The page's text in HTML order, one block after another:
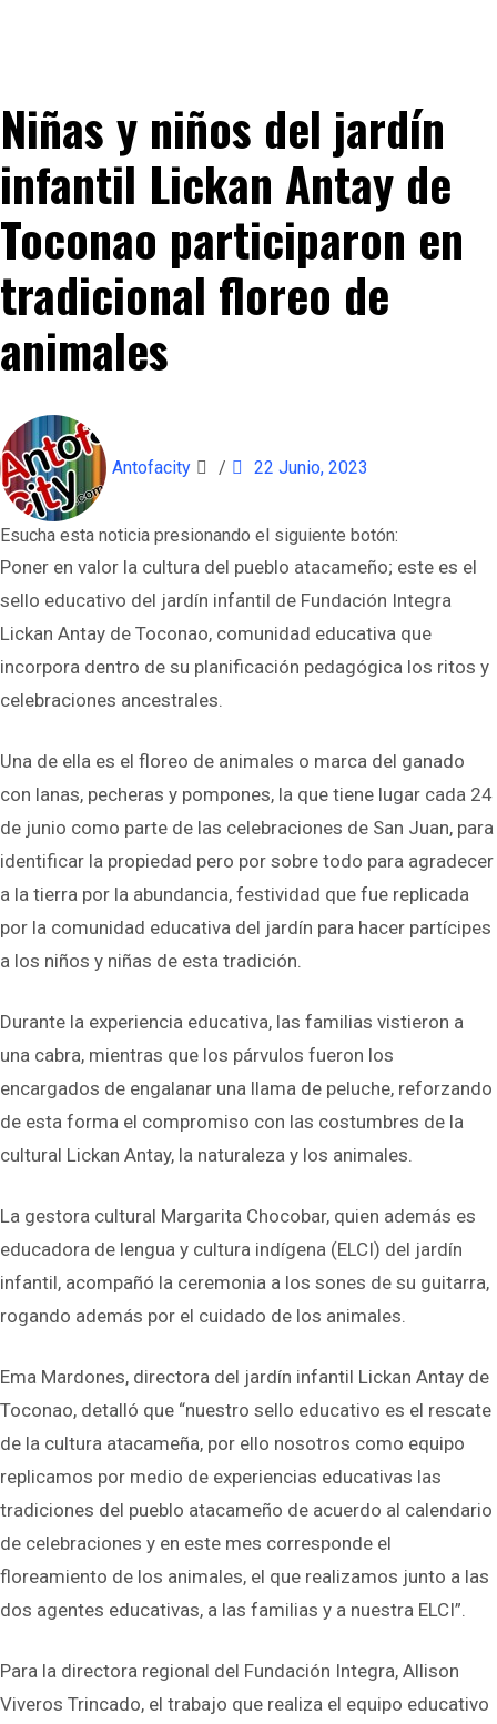
Niñas y niños del jardín
infantil Lickan Antay de
Toconao participaron en
tradicional floreo de
animales
Antofacity / 22 Junio, 2023
Esucha esta noticia presionando el siguiente botón:
Poner en valor la cultura del pueblo atacameño; este es el
sello educativo del jardín infantil de Fundación Integra
Lickan Antay de Toconao, comunidad educativa que
incorpora dentro de su planificación pedagógica los ritos y
celebraciones ancestrales.
Una de ella es el floreo de animales o marca del ganado
con lanas, pecheras y pompones, la que tiene lugar cada 24
de junio como parte de las celebraciones de San Juan, para
identificar la propiedad pero por sobre todo para agradecer
a la tierra por la abundancia, festividad que fue replicada
por la comunidad educativa del jardín para hacer partícipes
a los niños y niñas de esta tradición.
Durante la experiencia educativa, las familias vistieron a
una cabra, mientras que los párvulos fueron los
encargados de engalanar una llama de peluche, reforzando
de esta forma el compromiso con las costumbres de la
cultural Lickan Antay, la naturaleza y los animales.
La gestora cultural Margarita Chocobar, quien además es
educadora de lengua y cultura indígena (ELCI) del jardín
infantil, acompañó la ceremonia a los sones de su guitarra,
rogando además por el cuidado de los animales.
Ema Mardones, directora del jardín infantil Lickan Antay de
Toconao, detalló que “nuestro sello educativo es el rescate
de la cultura atacameña, por ello nosotros como equipo
replicamos por medio de experiencias educativas las
tradiciones del pueblo atacameño de acuerdo al calendario
de celebraciones y en este mes corresponde el
floreamiento de los animales, el que realizamos junto a las
dos agentes educativas, a las familias y a nuestra ELCI”.
Para la directora regional del Fundación Integra, Allison
Viveros Trincado, el trabajo que realiza el equipo educativo